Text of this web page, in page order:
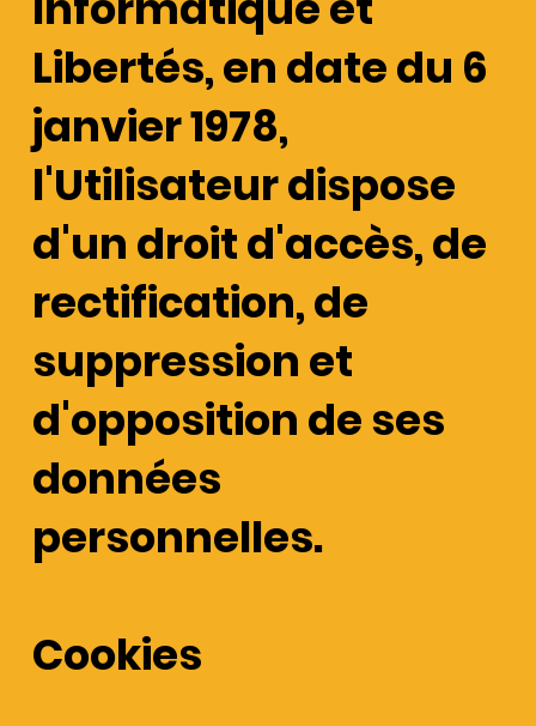
Libertés, en date du 6
janvier 1978,
l'Utilisateur dispose
d'un droit d'accès, de
rectification, de
suppression et
d'opposition de ses
données
personnelles.
Cookies